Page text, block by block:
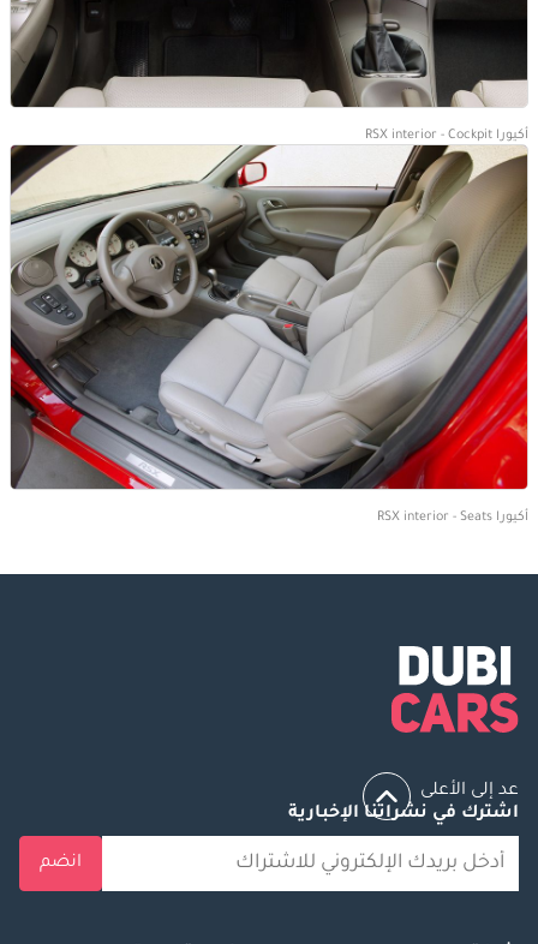
أكيورا RSX interior - Cockpit
أكيورا RSX interior - Seats
عد إلى الأعلى
اشترك في نشراتنا الإخبارية
انضم